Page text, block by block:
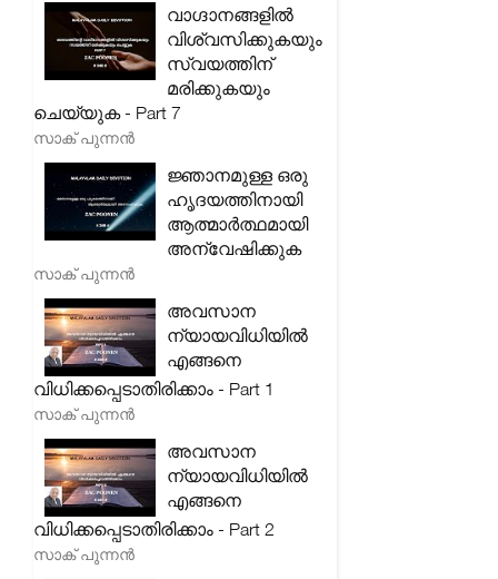
വാഗ്ദാനങ്ങളിൽ
വിശ്വസിക്കുകയും
സ്വയത്തിന്
മരിക്കുകയും
ചെയ്യുക - Part 7
സാക് പുന്നൻ
ജ്ഞാനമുള്ള ഒരു
ഹൃദയത്തിനായി
ആത്മാർത്ഥമായി
അന്വേഷിക്കുക
സാക് പുന്നൻ
അവസാന
ന്യായവിധിയിൽ
എങ്ങനെ
വിധിക്കപ്പെടാതിരിക്കാം - Part 1
സാക് പുന്നൻ
അവസാന
ന്യായവിധിയിൽ
എങ്ങനെ
വിധിക്കപ്പെടാതിരിക്കാം - Part 2
സാക് പുന്നൻ